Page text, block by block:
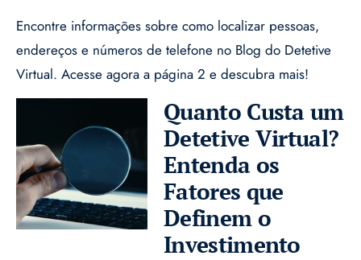
Encontre informações sobre como localizar pessoas,
endereços e números de telefone no Blog do Detetive
Virtual. Acesse agora a página 2 e descubra mais!
Quanto Custa um
Detetive Virtual?
Entenda os
Fatores que
Definem o
Investimento